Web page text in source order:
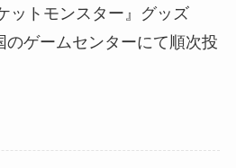
ットモンスター』グッズ
のゲームセンターにて順次投